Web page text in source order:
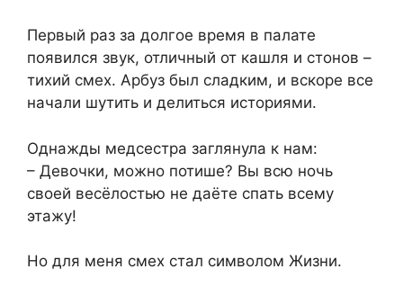
Первый раз за долгое время в палате
появился звук, отличный от кашля и стонов –
тихий смех. Арбуз был сладким, и вскоре все
начали шутить и делиться историями.
Однажды медсестра заглянула к нам:
– Девочки, можно потише? Вы всю ночь
своей весёлостью не даёте спать всему
этажу!
Но для меня смех стал символом Жизни.